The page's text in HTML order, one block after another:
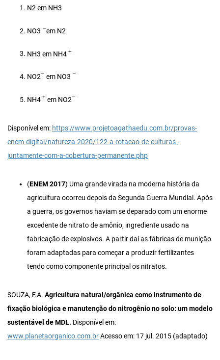
N2 em NH3
NO3 –em N2
NH3 em NH4 +
NO2– em NO3 –
NH4 + em NO2–
Disponível em: https://www.projetoagathaedu.com.br/provas-
enem-digital/natureza-2020/122-a-rotacao-de-culturas-
juntamente-com-a-cobertura-permanente.php
(ENEM 2017) Uma grande virada na moderna história da
agricultura ocorreu depois da Segunda Guerra Mundial. Após
a guerra, os governos haviam se deparado com um enorme
excedente de nitrato de amônio, ingrediente usado na
fabricação de explosivos. A partir daí as fábricas de munição
foram adaptadas para começar a produzir fertilizantes
tendo como componente principal os nitratos.
SOUZA, F.A. Agricultura natural/orgânica como instrumento de
fixação biológica e manutenção do nitrogênio no solo: um modelo
sustentável de MDL. Disponível em:
www.planetaorganico.com.brAcesso em: 17 jul. 2015 (adaptado)